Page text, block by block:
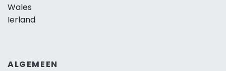
Wales
Ierland
ALGEMEEN